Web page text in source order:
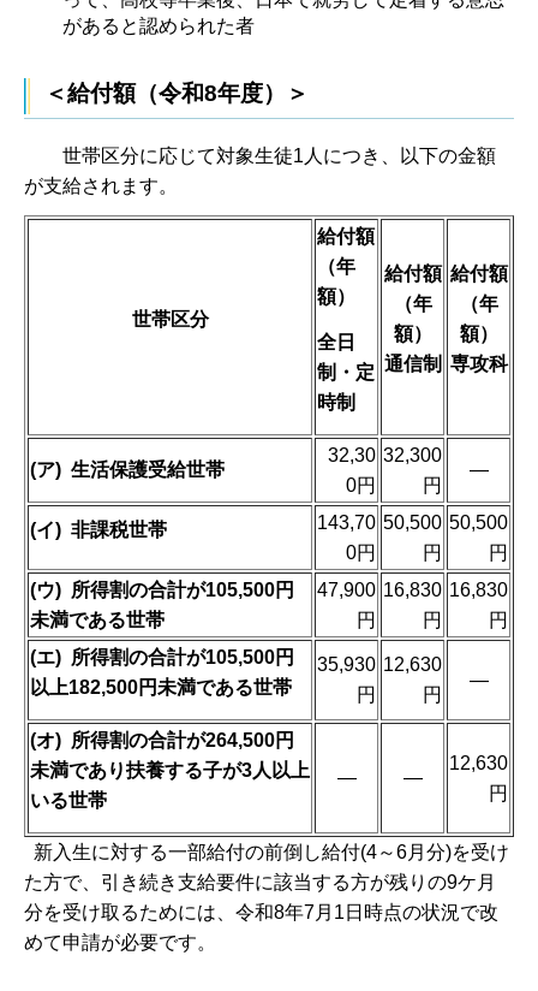
があると認められた者
＜給付額（令和8年度）＞
世帯区分に応じて対象生徒1人につき、以下の金額
が支給されます。
世帯区分
給付額
（年
額）
全日
制・定
時制
給付額
（年
額）
通信制
給付額
（年
額）
専攻科
(ア) 生活保護受給世帯
32,30
0円
32,300
円
―
(イ) 非課税世帯
143,70
0円
50,500
円
50,500
円
(ウ) 所得割の合計が105,500円
未満である世帯
47,900
円
16,830
円
16,830
円
(エ) 所得割の合計が105,500円
以上182,500円未満である世帯
35,930
円
12,630
円
―
(オ) 所得割の合計が264,500円
未満であり扶養する子が3人以上
いる世帯
― ―
12,630
円
新入生に対する一部給付の前倒し給付(4～6月分)を受け
た方で、引き続き支給要件に該当する方が残りの9ケ月
分を受け取るためには、令和8年7月1日時点の状況で改
めて申請が必要です。